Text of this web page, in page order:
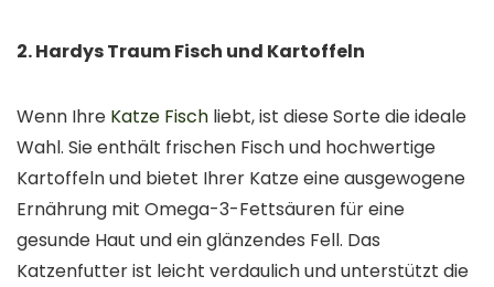
2. Hardys Traum Fisch und Kartoffeln
Wenn Ihre Katze Fisch liebt, ist diese Sorte die ideale
Wahl. Sie enthält frischen Fisch und hochwertige
Kartoffeln und bietet Ihrer Katze eine ausgewogene
Ernährung mit Omega-3-Fettsäuren für eine
gesunde Haut und ein glänzendes Fell. Das
Katzenfutter ist leicht verdaulich und unterstützt die